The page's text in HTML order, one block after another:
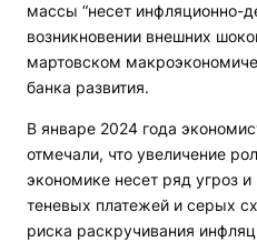
массы “несет инфляционно-
возникновении внешних
мартовском
банка развития.
В январе 2024 года
отмечали, что увеличение
экономике несет ряд угроз
теневых платежей и серых
риска раскручивания